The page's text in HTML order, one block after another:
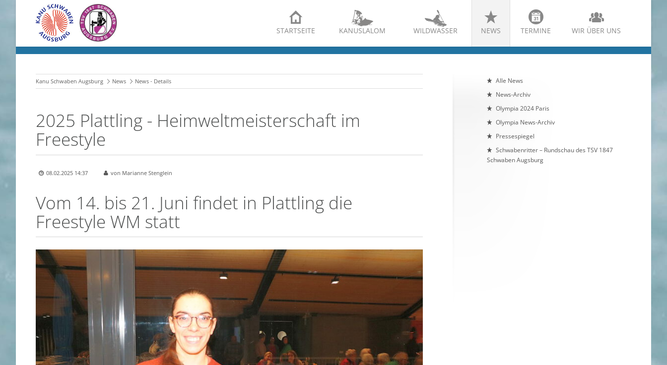
STARTSEITE KANUSLALOM WILDWASSER NEWS TERMINE WIR ÜBER UNS
Kanu Schwaben Augsburg News News - Details
2025 Plattling - Heimweltmeisterschaft im
Freestyle
08.02.2025 14:37 von Marianne Stenglein
Vom 14. bis 21. Juni findet in Plattling die
Freestyle WM statt
Alle News
News-Archiv
Olympia 2024 Paris
Olympia News-Archiv
Pressespiegel
Schwabenritter – Rundschau des TSV 1847
Schwaben Augsburg